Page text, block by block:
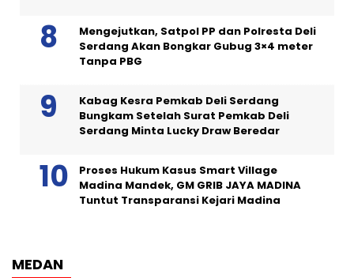
Mengejutkan, Satpol PP dan Polresta Deli
Serdang Akan Bongkar Gubug 3×4 meter
Tanpa PBG
Kabag Kesra Pemkab Deli Serdang
Bungkam Setelah Surat Pemkab Deli
Serdang Minta Lucky Draw Beredar
Proses Hukum Kasus Smart Village
Madina Mandek, GM GRIB JAYA MADINA
Tuntut Transparansi Kejari Madina
MEDAN